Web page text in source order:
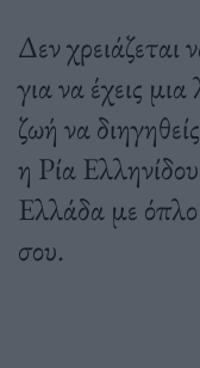
Δεν χρειάζεται
για να έχεις
ζωή να
η Ρία
Ελλάδα με
σου.